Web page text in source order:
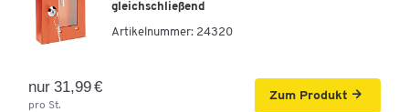
gleichschließend
Artikelnummer: 24320
nur 31,99 €
pro St.
Zum Produkt